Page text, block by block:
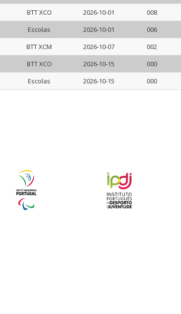
BTT XCO 2026-10-01 008
Escolas 2026-10-01 006
BTT XCM 2026-10-07 002
BTT XCO 2026-10-15 000
Escolas 2026-10-15 000